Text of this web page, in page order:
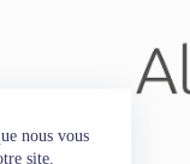
nous vous
site.